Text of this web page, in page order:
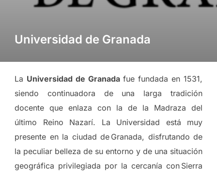
Universidad de Granada
La Universidad de Granadafue fundada en 1531,
siendo continuadora de una larga tradición
docente que enlaza con la de la Madraza del
último Reino Nazarí. La Universidad está muy
presente en la ciudad de Granada, disfrutando de
la peculiar belleza de su entorno y de una situación
geográfica privilegiada por la cercanía con Sierra